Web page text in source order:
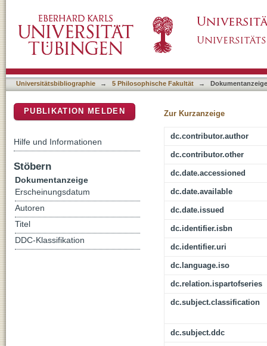
388)
Universitätsbibliographie → 5 Philosophische Fakultät → Dokumentanzeige
Zur Kurzanzeige
dc.contributor.author
dc.contributor.other
dc.date.accessioned
dc.date.available
dc.date.issued
dc.identifier.isbn
dc.identifier.uri
dc.language.iso
dc.relation.ispartofseries
dc.subject.classification
dc.subject.ddc
PUBLIKATION MELDEN
Hilfe und Informationen
Stöbern
Dokumentanzeige
Erscheinungsdatum
Autoren
Titel
DDC-Klassifikation